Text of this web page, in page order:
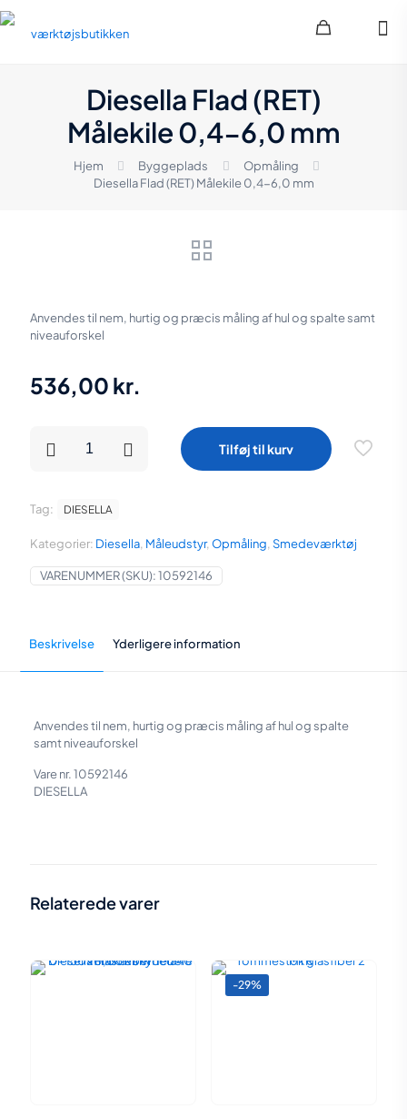
Diesella Flad (RET)
Målekile 0,4-6,0 mm
Hjem Byggeplads
Opmåling
Diesella Flad (RET) Målekile 0,4-6,0 mm
Anvendes til nem, hurtig og præcis måling af hul og spalte samt
niveauforskel
536,00 kr.
0,4-
6,0
mm
Tilføj til kurv
VARENUMMER (SKU):10592146
Kategorier: Diesella, Måleudstyr, Opmåling, Smedeværktøj
Tag: DIESELLA
Beskrivelse Yderligere information
Anvendes til nem, hurtig og præcis måling af hul og spalte
samt niveauforskel
Vare nr. 10592146
DIESELLA
Relaterede varer
-29%